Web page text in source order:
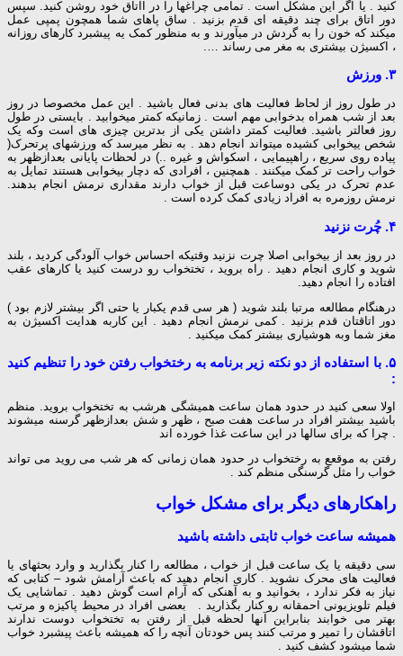
کنید . یا اگر این مشکل است . تمامی چراغها را در ااتاق خود روشن کنید. سپس
دور اتاق برای چند دقیقه ای قدم بزنید . ساق پاهای شما همچون پمپی عمل
میکند که خون را به گردش در میآورند و به منظور کمک یه پیشبرد کارهای روزانه
، اکسیژن بیشتری به مغر می رساند ….
۳. ورزش
در طول روز از لحاظ فعالیت های بدنی فعال باشید . این عمل مخصوصا در روز
بعد از شب همراه بدخوابی مهم است . زمانیکه کمتر میخوابید . بایستی در طول
روز فعالتر باشید. فعالیت کمتر داشتن یکی از بدترین چیزی های است وکه یک
شخص ییخوابی کشیده میتواند انجام دهد . به نظر میرسد که ورزشهای پرتحرک(
پیاده روی سریع ، راهپیمایی ، اسکواش و غیره ..) در لحظات پایانی بعدازظهر به
خواب راحت تر کمک میکنند . همچنین ، افرادی که دچار بیخوابی هستند تمایل به
عدم تحرک در یکی دوساعت قبل از خواب دارند مقداری نرمش انجام بدهند.
نرمش روزمره به افراد زیادی کمک کرده است .
۴. چُرت نزنید
در روز بعد از بیخوابی اصلا چرت نزنید وقتیکه احساس خواب آلودگی کردید ، بلند
شوید و کاری انجام دهید . راه بروید ، تختخواب رو درست کنید یا کارهای عقب
افتاده را انجام دهید.
درهنگام مطالعه مرتبا بلند شوید ( هر سی قدم یکبار یا حتی اگر بیشتر لازم بود )
دور اتاقتان قدم بزنید . کمی نرمش انجام دهید . این کاربه هدایت اکسیژن به
مغز شما وبه هوشیاری بیشتر کمک میکنید .
۵. با استفاده از دو نکته زیر برنامه به رختخواب رفتن خود را تنظیم کنید
:
اولا سعی کنید در حدود همان ساعت همیشگی هرشب به تختخواب بروید. منظم
باشید بیشتر افراد در ساعت هفت صبح ، ظهر و شش بعدازظهر گرسنه میشوند
. چرا که برای سالها در این ساعت غذا خورده اند
رفتن به موقعع به رختخواب در حدود همان زمانی که هر شب می روید می تواند
خواب را مثل گرسنگی منظم کند .
راهکارهای دیگر برای مشکل خواب
همیشه ساعت خواب ثابتی داشته باشید
سی دقیقه یا یک ساعت قبل از خواب ، مطالعه را کنار بگذارید و وارد بحثهای یا
فعالیت های محرک نشوید . کاری انجام دهید که باعث آرامش شود – کتابی که
نیاز به فکر ندارد ، بخوانید و به آهنکی که آرام است گوش دهید . تماشایی یک
فیلم تلویزیونی احمقانه رو کنار بگذارید . بعضی افراد در محیط پاکیزه و مرتب
بهتر می خوابند بنابراین آنها لحظه قبل از رفتن به تختخواب دوست ندارند
اتاقشان را تمیر و مرتب کنند پس خودتان آنچه را که همیشه باعث پیشبرد خواب
شما میشود کشف کنید .